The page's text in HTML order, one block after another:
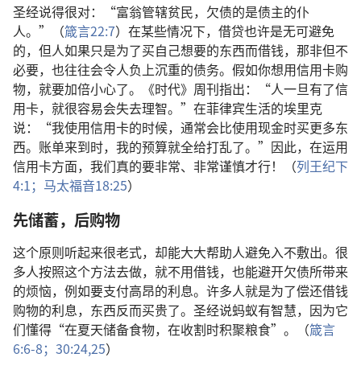
圣经说得很对：“富翁管辖贫民，欠债的是债主的仆
人。”（箴言22:7）在某些情况下，借贷也许是无可避免
的，但人如果只是为了买自己想要的东西而借钱，那非但不
必要，也往往会令人负上沉重的债务。假如你想用信用卡购
物，就要加倍小心了。《时代》周刊指出：“人一旦有了信
用卡，就很容易会失去理智。”在菲律宾生活的埃里克
说：“我使用信用卡的时候，通常会比使用现金时买更多东
西。账单来到时，我的预算就全给打乱了。”因此，在运用
信用卡方面，我们真的要非常、非常谨慎才行！（列王纪下
4:1； 马太福音18:25）
先储蓄，后购物
这个原则听起来很老式，却能大大帮助人避免入不敷出。很
多人按照这个方法去做，就不用借钱，也能避开欠债所带来
的烦恼，例如要支付高昂的利息。许多人就是为了偿还借钱
购物的利息，东西反而买贵了。圣经说蚂蚁有智慧，因为它
们懂得“在夏天储备食物，在收割时积聚粮食”。（箴言
6:6-8； 30:24,25）